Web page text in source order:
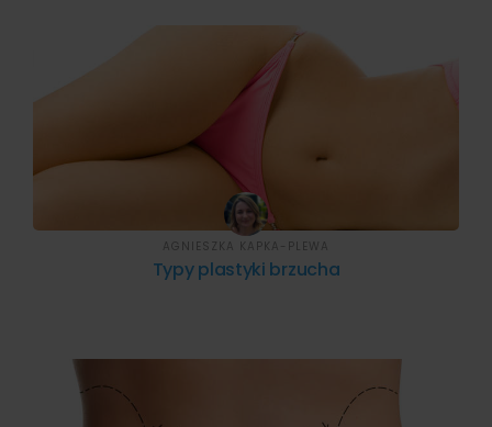
Typy plastyki brzucha
AGNIESZKA KAPKA-PLEWA